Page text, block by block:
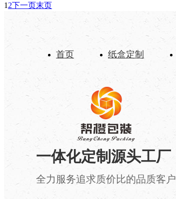
1 2下一页末页
首页 纸盒定制
走进帮橙
一体化定制源头工厂
全力服务追求质价比的品质客户